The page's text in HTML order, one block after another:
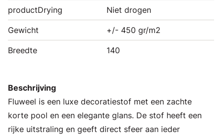
productDrying Niet drogen
Gewicht +/- 450 gr/m2
Breedte 140
Beschrijving
Fluweel is een luxe decoratiestof met een zachte
korte pool en een elegante glans. De stof heeft een
rijke uitstraling en geeft direct sfeer aan ieder